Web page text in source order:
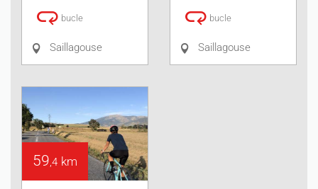
bucle
Saillagouse
bucle
Saillagouse
59,4 km